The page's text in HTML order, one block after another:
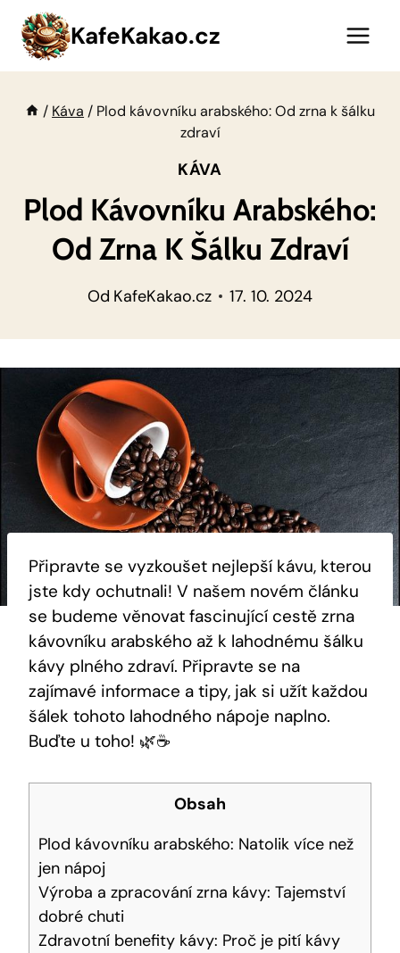
Přeskočit
obsah
KafeKakao.cz
/ Káva / Plod kávovníku arabského: Od zrna k šálku
zdraví
KÁVA
Plod Kávovníku Arabského:
Od Zrna K Šálku Zdraví
Od KafeKakao.cz 17. 10. 2024
Připravte se vyzkoušet nejlepší kávu, kterou
jste kdy ochutnali! V našem novém článku
se budeme věnovat fascinující cestě zrna
kávovníku arabského až k lahodnému šálku
kávy plného zdraví. Připravte se na
zajímavé informace a tipy, jak si užít každou
šálek tohoto lahodného nápoje naplno.
Buďte u toho! 🌿☕️
Obsah
Plod kávovníku arabského: Natolik více než
jen nápoj
Výroba a zpracování zrna kávy: Tajemství
dobré chuti
Zdravotní benefity kávy: Proč je pití kávy